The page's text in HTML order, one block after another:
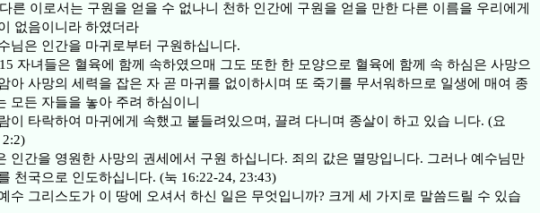
른 이로서는 구원을 얻을 수 없나니 천하 인간에 구원을 얻을 만한 다른 이름을 우리에게
없음이니라 하였더라
님은 인간을 마귀로부터 구원하십니다.
자녀들은 혈육에 함께 속하였으매 그도 또한 한 모양으로 혈육에 함께 속 하심은 사망으
아 사망의 세력을 잡은 자 곧 마귀를 없이하시며 또 죽기를 무서워하므로 일생에 매여 종
모든 자들을 놓아 주려 하심이니
이 타락하여 마귀에게 속했고 붙들려있으며, 끌려 다니며 종살이 하고 있습 니다. (요
인간을 영원한 사망의 권세에서 구원 하십니다. 죄의 값은 멸망입니다. 그러나 예수님만
천국으로 인도하십니다. (눅 16:22-24, 23:43)
수 그리스도가 이 땅에 오셔서 하신 일은 무엇입니까? 크게 세 가지로 말씀드릴 수 있습